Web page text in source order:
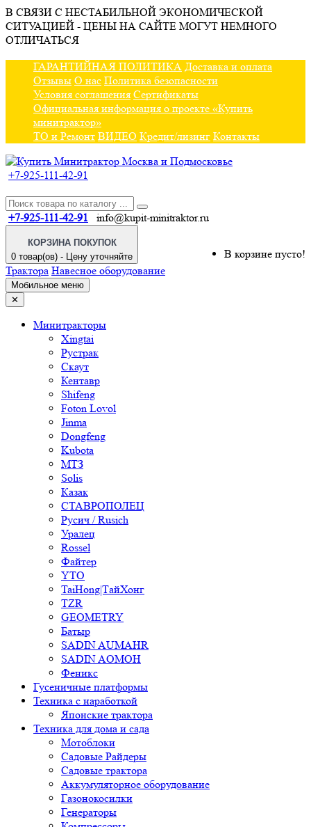
В СВЯЗИ С НЕСТАБИЛЬНОЙ ЭКОНОМИЧЕСКОЙ
СИТУАЦИЕЙ - ЦЕНЫ НА САЙТЕ МОГУТ НЕМНОГО
ОТЛИЧАТЬСЯ
ГАРАНТИЙНАЯ ПОЛИТИКА Доставка и оплата
Отзывы О нас Политика безопасности
Условия соглашения Сертификаты
Официальная информация о проекте «Купить
минитрактор»
ТО и Ремонт ВИДЕО Кредит/лизинг Контакты
+7-925-111-42-91
+7-925-111-42-91 info@kupit-minitraktor.ru
КОРЗИНА ПОКУПОК
0 товар(ов) - Цену уточняйте
В корзине пусто!
Трактора Навесное оборудование
Мобильное меню
✕
Минитракторы
Xingtai
Рустрак
Скаут
Кентавр
Shifeng
Foton Lovol
Jinma
Dongfeng
Kubota
МТЗ
Solis
Казак
СТАВРОПОЛЕЦ
Русич / Rusich
Уралец
Rossel
Файтер
YTO
TaiHong|ТайХонг
TZR
GEOMETRY
Батыр
SADIN AUMAHR
SADIN AOMOH
Феникс
Гусеничные платформы
Техника с наработкой
Японские трактора
Техника для дома и сада
Мотоблоки
Садовые Райдеры
Садовые трактора
Аккумуляторное оборудование
Газонокосилки
Генераторы